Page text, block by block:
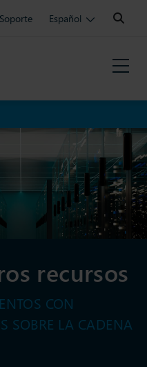
Soporte Español
Search:
recursos
CON
SOBRE LA CADENA